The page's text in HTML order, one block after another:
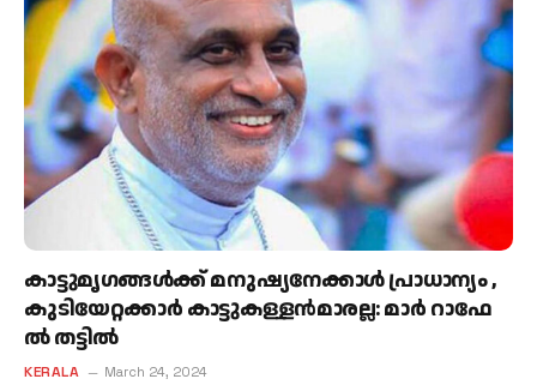
കാ­​ട്ടു­​മൃ­​ഗ­​ങ്ങ​ള്‍­​ക്ക് മ­​നു­​ഷ്യ­​നേ­​ക്കാ​ള്‍ പ്രാ­​ധാ​ന്യം ,
കു­​ടി­​യേ­​റ്റ­​ക്കാ​ര്‍ കാ­​ട്ടു­​ക­​ള്ള­​ന്‍­​മാ​ര​ല്ല: മാ​ര്‍ റാ­​ഫേ​
ല്‍ ത­​ട്ടി​ല്‍
KERALA March 24, 2024